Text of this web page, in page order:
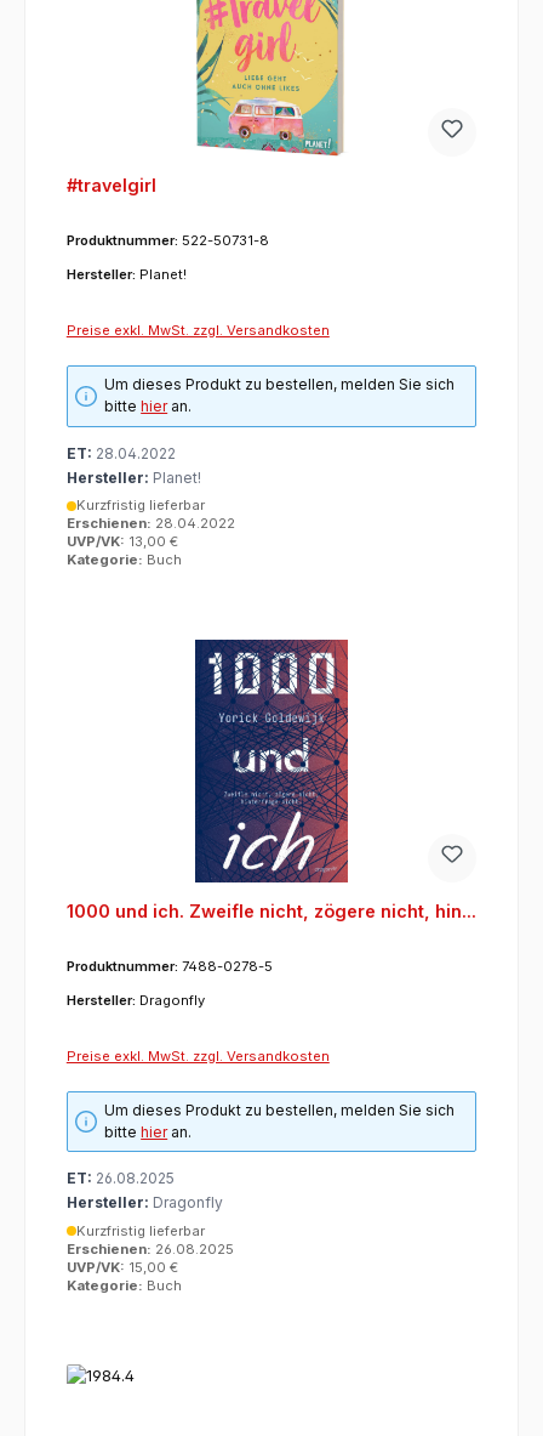
#travelgirl
Produktnummer: 522-50731-8
Hersteller: Planet!
Preise exkl. MwSt. zzgl. Versandkosten
Um dieses Produkt zu bestellen, melden Sie sich
bittehieran.
ET: 28.04.2022
Hersteller: Planet!
Kurzfristig lieferbar
Erschienen: 28.04.2022
UVP/VK: 13,00 €
Kategorie: Buch
1000 und ich. Zweifle nicht, zögere nicht, hin...
Produktnummer: 7488-0278-5
Hersteller: Dragonfly
Preise exkl. MwSt. zzgl. Versandkosten
Um dieses Produkt zu bestellen, melden Sie sich
bittehieran.
ET: 26.08.2025
Hersteller: Dragonfly
Kurzfristig lieferbar
Erschienen: 26.08.2025
UVP/VK: 15,00 €
Kategorie: Buch